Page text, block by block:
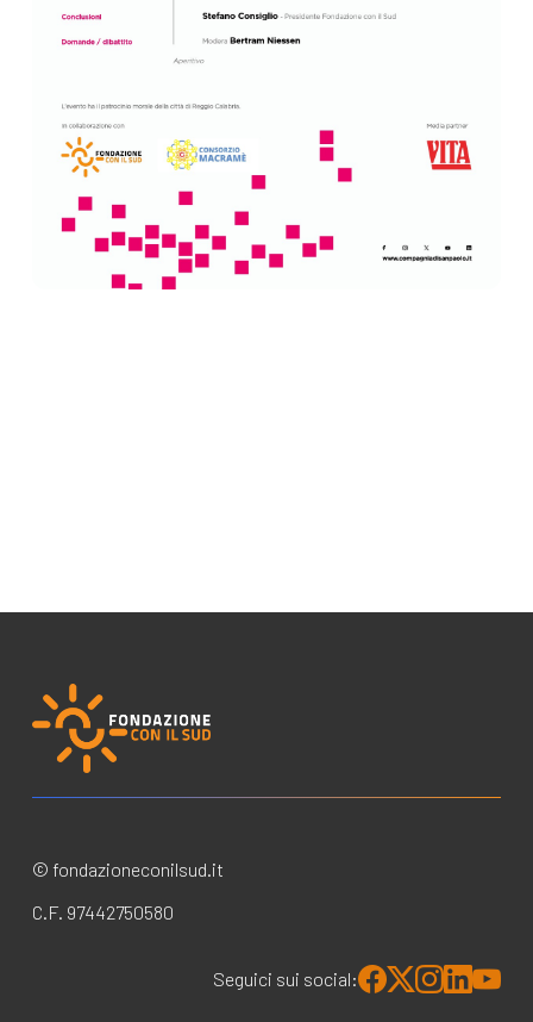
© fondazioneconilsud.it
C.F. 97442750580
Seguici sui social: